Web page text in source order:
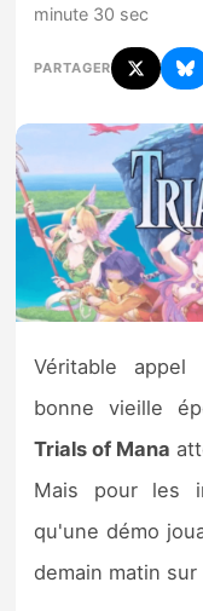
Hardware
Chiffres de
Rumeurs
Nintendo
Tests et
Tests de
Tests
Autres tests
minute 30 sec
PARTAGER
Véritable
bonne vieille
Trials of Mana
Mais pour les
qu'une démo
demain matin sur